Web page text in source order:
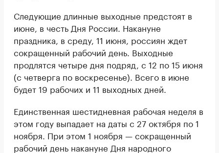
Следующие длинные выходные предстоят в
июне, в честь Дня России. Накануне
праздника, в среду, 11 июня, россиян ждет
сокращенный рабочий день. Выходные
продлятся четыре дня подряд, с 12 по 15 июня
(с четверга по воскресенье). Всего в июне
будет 19 рабочих и 11 выходных дней.
Единственная шестидневная рабочая неделя в
этом году выпадает на даты с 27 октября по 1
ноября. При этом 1 ноября — сокращенный
рабочий день накануне Дня народного